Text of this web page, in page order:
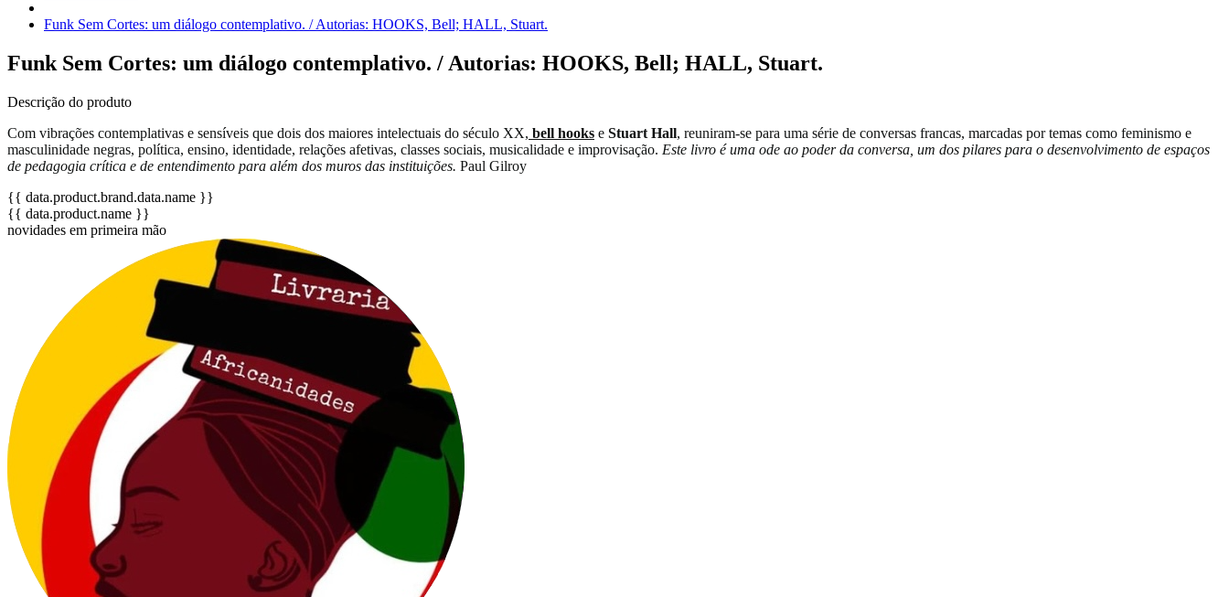
Funk Sem Cortes: um diálogo contemplativo. / Autorias: HOOKS, Bell; HALL, Stuart.
Funk Sem Cortes: um diálogo contemplativo. / Autorias: HOOKS, Bell; HALL, Stuart.
Descrição do produto
Com vibrações contemplativas e sensíveis que dois dos maiores intelectuais do século XX, bell hooks e Stuart Hall, reuniram-se para uma série de conversas francas, marcadas por temas como feminismo e
masculinidade negras, política, ensino, identidade, relações afetivas, classes sociais, musicalidade e improvisação. Este livro é uma ode ao poder da conversa, um dos pilares para o desenvolvimento de espaços
de pedagogia crítica e de entendimento para além dos muros das instituições. Paul Gilroy
{{ data.product.brand.data.name }}
{{ data.product.name }}
novidades em primeira mão